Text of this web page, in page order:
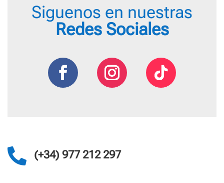
Siguenos en nuestras
Redes Sociales
 (+34) 977 212 297